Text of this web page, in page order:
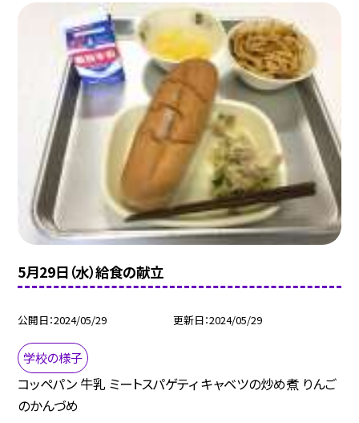
5月29日（水）給食の献立
公開日 2024/05/29 更新日 2024/05/29
学校の様子
コッペパン 牛乳 ミートスパゲティ キャベツの炒め煮 りんご
のかんづめ